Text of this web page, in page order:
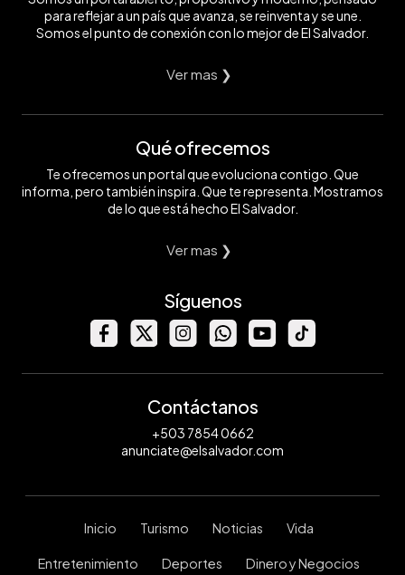
para reflejar a un país que avanza, se reinventa y se une.
Somos el punto de conexión con lo mejor de El Salvador.
Ver mas ❯
Qué ofrecemos
Te ofrecemos un portal que evoluciona contigo. Que
informa, pero también inspira. Que te representa. Mostramos
de lo que está hecho El Salvador.
Ver mas ❯
Síguenos
Contáctanos
+503 7854 0662
anunciate@elsalvador.com
Inicio Turismo Noticias Vida
Entretenimiento Deportes Dinero y Negocios